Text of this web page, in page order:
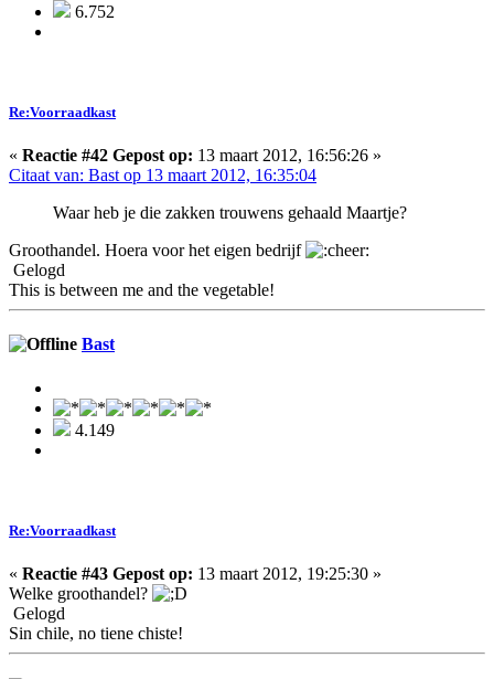
6.752
Re:Voorraadkast
« Reactie #42 Gepost op: 13 maart 2012, 16:56:26 »
Citaat van: Bast op 13 maart 2012, 16:35:04
Waar heb je die zakken trouwens gehaald Maartje?
Groothandel. Hoera voor het eigen bedrijf
Gelogd
This is between me and the vegetable!
Bast
4.149
Re:Voorraadkast
« Reactie #43 Gepost op: 13 maart 2012, 19:25:30 »
Welke groothandel?
Gelogd
Sin chile, no tiene chiste!